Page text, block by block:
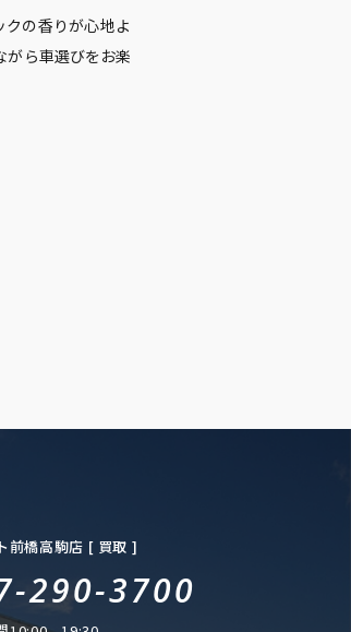
の香りが心地よ
がら車選びをお楽
前橋高駒店 [ 買取 ]
290-3700